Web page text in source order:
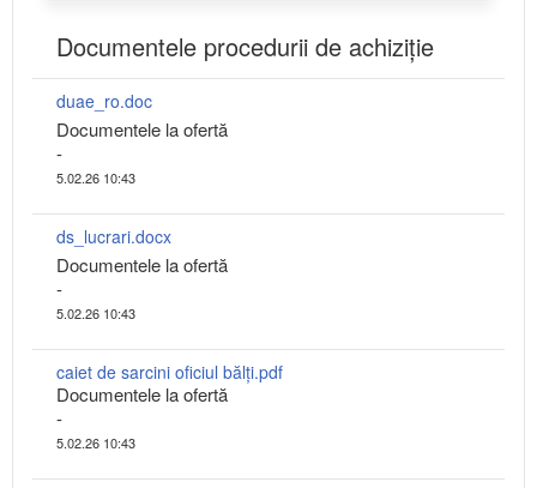
Documentele procedurii de achiziție
duae_ro.doc
Documentele la ofertă
-
5.02.26 10:43
ds_lucrari.docx
Documentele la ofertă
-
5.02.26 10:43
caiet de sarcini oficiul bălți.pdf
Documentele la ofertă
-
5.02.26 10:43